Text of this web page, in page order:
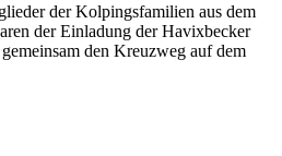
der Kolpingsfamilien aus dem
der Einladung der Havixbecker
den Kreuzweg auf dem